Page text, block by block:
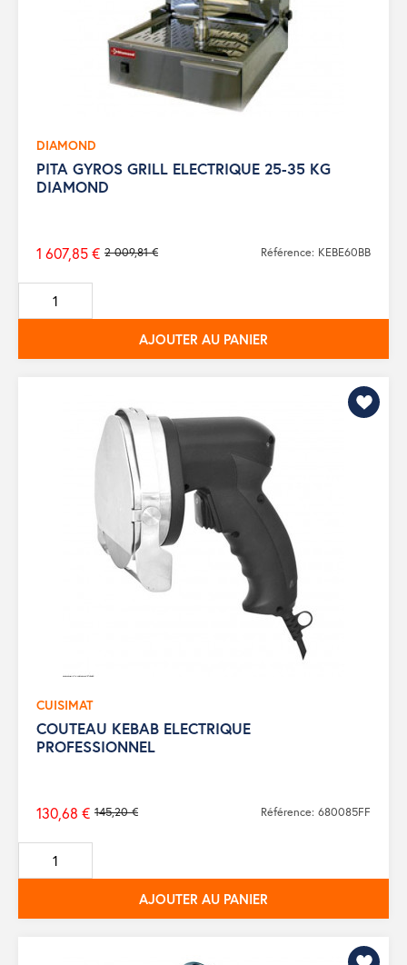
DIAMOND
PITA GYROS GRILL ELECTRIQUE 25-35 KG
DIAMOND
Prix
de
base
2 009,81 €
1 607,85 € Référence: KEBE60BB
AJOUTER AU PANIER
CUISIMAT
COUTEAU KEBAB ELECTRIQUE
PROFESSIONNEL
Prix
de
base
145,20 €
130,68 € Référence: 680085FF
AJOUTER AU PANIER